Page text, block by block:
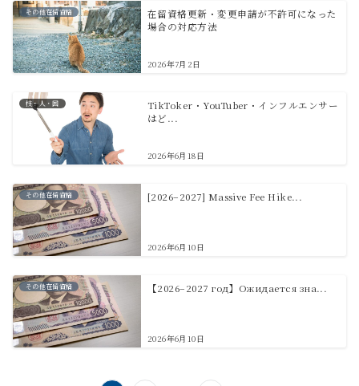
その他在留資格
在留資格更新・変更申請が不許可になった
場合の対応方法
2026年7月2日
技・人・国
TikToker・YouTuber・インフルエンサー
はど...
2026年6月18日
その他在留資格 [2026–2027] Massive Fee Hike...
2026年6月10日
その他在留資格 【2026–2027 год】Ожидается зна...
2026年6月10日